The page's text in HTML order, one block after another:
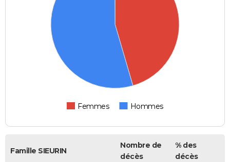
Femmes Hommes
Famille SIEURIN
Nombre de
décès
% des
décès